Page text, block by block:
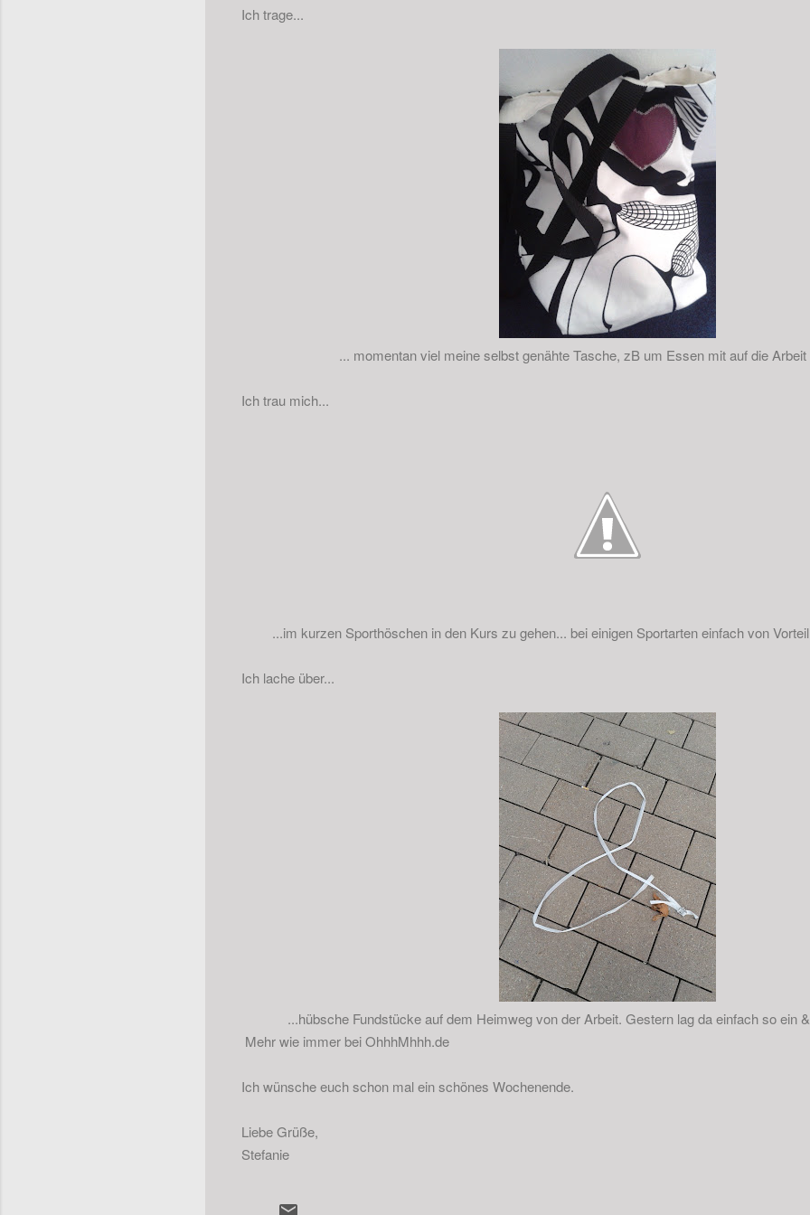
Ich trage...
... momentan viel meine selbst genähte Tasche, zB um Essen mit auf die
Ich trau mich...
...im kurzen Sporthöschen in den Kurs zu gehen... bei einigen Sportarten einfach von
Ich lache über...
...hübsche Fundstücke auf dem Heimweg von der Arbeit. Gestern lag da einfach so ein
Mehr wie immer bei OhhhMhhh.de
Ich wünsche euch schon mal ein schönes Wochenende.
Liebe Grüße,
Stefanie